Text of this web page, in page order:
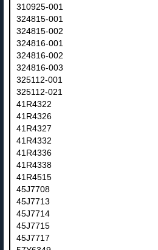
310925-001
324815-001
324815-002
324816-001
324816-002
324816-003
325112-001
325112-021
41R4322
41R4326
41R4327
41R4332
41R4336
41R4338
41R4515
45J7708
45J7713
45J7714
45J7715
45J7717